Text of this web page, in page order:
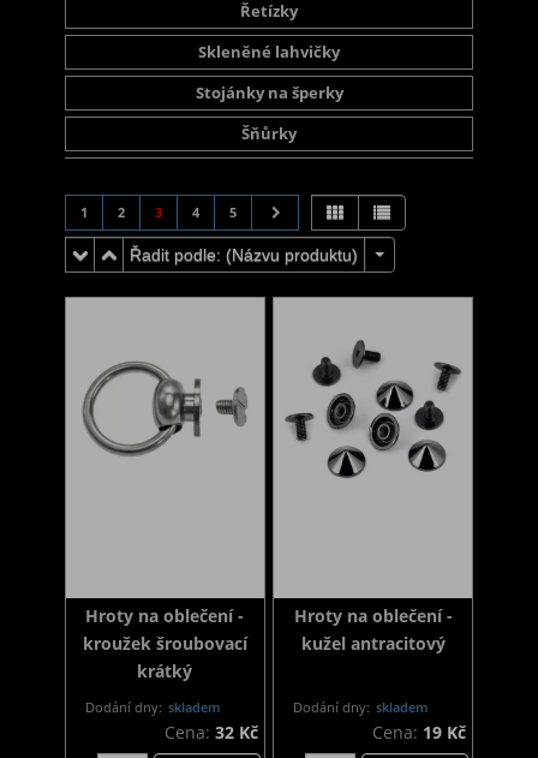
Řetízky
Skleněné lahvičky
Stojánky na šperky
Šňůrky
1 2 3 4 5
Řadit podle: (Názvu produktu)
Hroty na oblečení -
kroužek šroubovací
krátký
Dodání dny: skladem
Cena: 32 Kč
Hroty na oblečení -
kužel antracitový
Dodání dny: skladem
Cena: 19 Kč